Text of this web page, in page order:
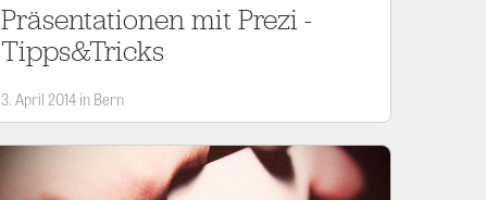
Präsentationen mit Prezi -
Tipps&Tricks
3. April 2014 in Bern